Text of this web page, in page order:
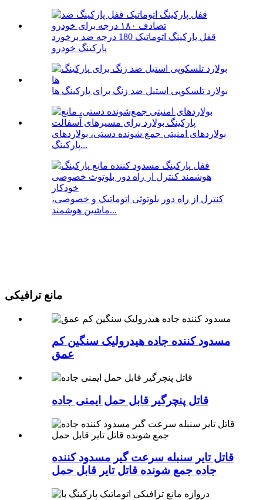
قفل پارکینگ اتوماتیک 180 درجه ضد برخورد
پارکینگ خودرو
بولارد تلسکوپی استیل ضد زنگ برای پارکینگ ها
بولاردهای امنیتی جمع شونده دستی، بولاردهای
پارکینگ...
کنترل از راه دور بلوتوثی اتوماتیک و خصوصی،
ماشین هوشمند...
مانع ترافیکی
مسدود کننده جاده هیدرولیک سنگین کم
عمق
قاتل پنچرگیر قابل حمل ایمنی جاده
قاتل تایر سنبله سرعت گیر مسدود کننده
جاده جمع شونده قاتل تایر قابل حمل